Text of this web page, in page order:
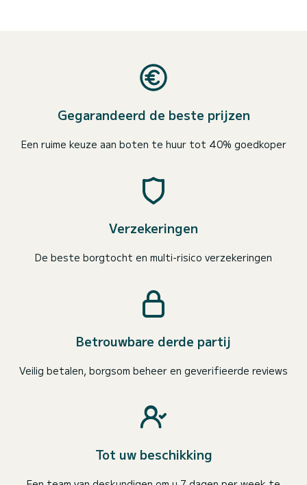
Gegarandeerd de beste prijzen
Een ruime keuze aan boten te huur tot 40% goedkoper
Verzekeringen
De beste borgtocht en multi-risico verzekeringen
Betrouwbare derde partij
Veilig betalen, borgsom beheer en geverifieerde reviews
Tot uw beschikking